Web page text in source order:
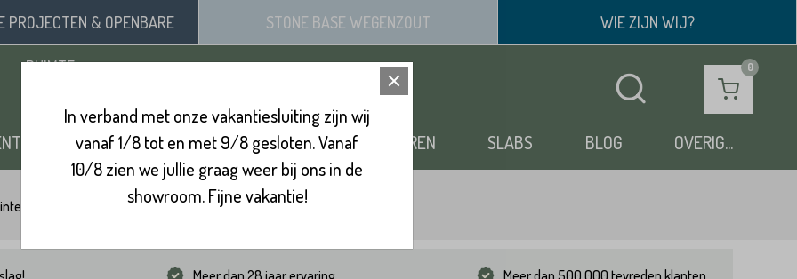
PROJECTEN & OPENBARE
RUIMTE
STONE BASE WEGENZOUT WIE ZIJN WIJ?
ZAND, SIERGRIND & SPLIT BINNENVLOEREN SLABS BLOG OVERIG...
60x60 PRO5 tegel 5 cm Pietra Grigioni
Meer dan 28 jaar ervaring Meer dan 500.000 tevreden klanten
In verband met onze vakantiesluiting zijn wij
vanaf 1/8 tot en met 9/8 gesloten. Vanaf
10/8 zien we jullie graag weer bij ons in de
showroom. Fijne vakantie!